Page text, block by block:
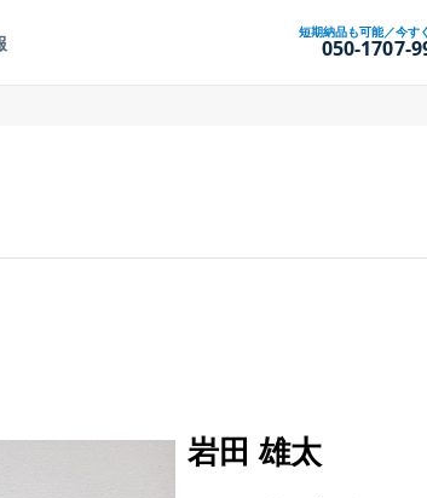
短期納品も可能／今す
050-1707-
岩田 雄太